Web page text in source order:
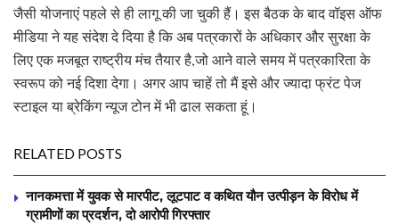
जैसी योजनाएं पहले से ही लागू की जा चुकी हैं। इस बैठक के बाद वॉइस ऑफ
मीडिया ने यह संदेश दे दिया है कि अब पत्रकारों के अधिकार और सुरक्षा के
लिए एक मजबूत राष्ट्रीय मंच तैयार है,जो आने वाले समय में पत्रकारिता के
स्वरूप को नई दिशा देगा। अगर आप चाहें तो मैं इसे और ज्यादा फ्रंट पेज
स्टाइल या ब्रेकिंग न्यूज टोन में भी ढाल सकता हूं।
RELATED POSTS
नानकमत्ता में युवक से मारपीट, लूटपाट व कथित यौन उत्पीड़न के विरोध में
ग्रामीणों का प्रदर्शन, दो आरोपी गिरफ्तार